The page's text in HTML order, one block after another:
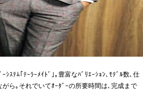
ｼｽﾃﾑ｢ﾃｰﾗｰﾒｲﾄﾞ｣｡豊富なﾊﾞﾘｴｰｼｮﾝ､ﾓﾃﾞﾙ数､仕
ら｡それでいてｵｰﾀﾞｰの所要時間は､完成まで